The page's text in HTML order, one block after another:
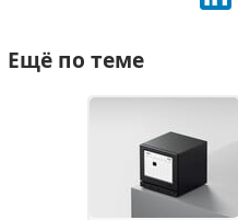
Ещё по теме